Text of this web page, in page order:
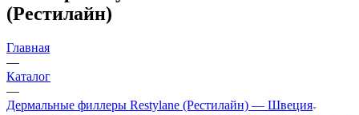
(Рестилайн)
Главная
—
Каталог
—
Дермальные филлеры Restylane (Рестилайн) — Швеция